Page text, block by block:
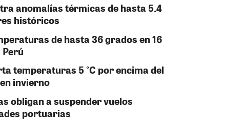
anomalías térmicas de hasta 5.4
históricos
de hasta 36 grados en 16
temperaturas 5 °C por encima del
invierno
obligan a suspender vuelos
portuarias